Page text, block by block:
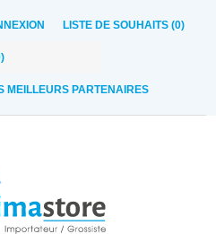
LISTE DE SOUHAITS (0)
MEILLEURS PARTENAIRES